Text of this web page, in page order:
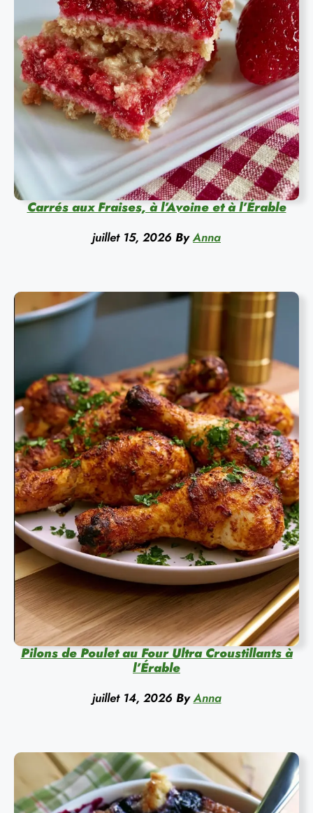
Carrés aux Fraises, à l’Avoine et à l’Érable
juillet 15, 2026 By Anna
Pilons de Poulet au Four Ultra Croustillants à
l’Érable
juillet 14, 2026 By Anna